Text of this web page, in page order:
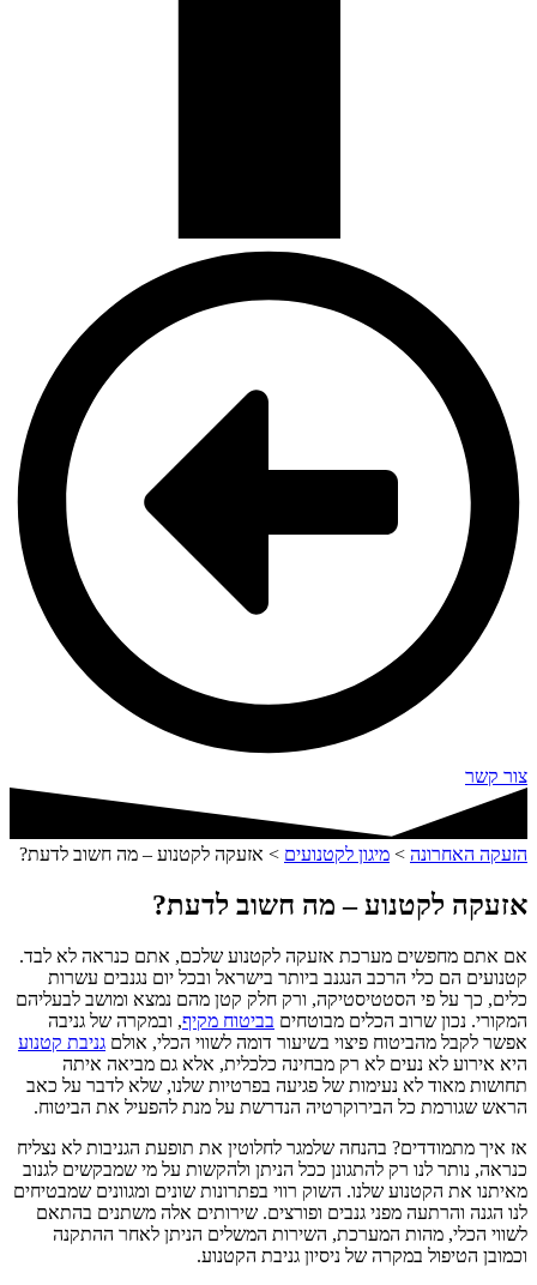
צור קשר
הזעקה האחרונה > מיגון לקטנועים > אזעקה לקטנוע – מה חשוב לדעת?
אזעקה לקטנוע – מה חשוב לדעת?
אם אתם מחפשים מערכת אזעקה לקטנוע שלכם, אתם כנראה לא לבד.
קטנועים הם כלי הרכב הנגנב ביותר בישראל ובכל יום נגנבים עשרות
כלים, כך על פי הסטטיסטיקה, ורק חלק קטן מהם נמצא ומושב לבעליהם
המקורי. נכון שרוב הכלים מבוטחים בביטוח מקיף, ובמקרה של גניבה
אפשר לקבל מהביטוח פיצוי בשיעור דומה לשווי הכלי, אולם גניבת קטנוע
היא אירוע לא נעים לא רק מבחינה כלכלית, אלא גם מביאה איתה
תחושות מאוד לא נעימות של פגיעה בפרטיות שלנו, שלא לדבר על כאב
הראש שגורמת כל הבירוקרטיה הנדרשת על מנת להפעיל את הביטוח.
אז איך מתמודדים? בהנחה שלמגר לחלוטין את תופעת הגניבות לא נצליח
כנראה, נותר לנו רק להתגונן ככל הניתן ולהקשות על מי שמבקשים לגנוב
מאיתנו את הקטנוע שלנו. השוק רווי בפתרונות שונים ומגוונים שמבטיחים
לנו הגנה והרתעה מפני גנבים ופורצים. שירותים אלה משתנים בהתאם
לשווי הכלי, מהות המערכת, השירות המשלים הניתן לאחר ההתקנה
וכמובן הטיפול במקרה של ניסיון גניבת הקטנוע.